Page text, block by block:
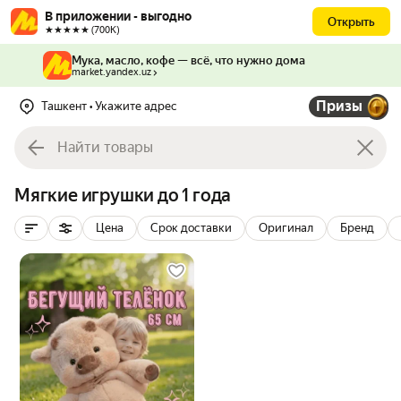
В приложении - выгодно
★★★★★ (700К)
Открыть
Мука, масло, кофе — всё, что нужно дома
market.yandex.uz
Ташкент • Укажите адрес Призы
Мягкие игрушки до 1 года
Цена Срок доставки Оригинал Бренд